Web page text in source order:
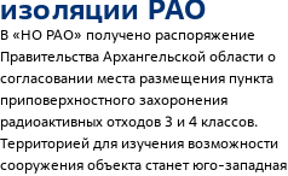
изоляции РАО
В «НО РАО» получено распоряжение
Правительства Архангельской области о
согласовании места размещения пункта
приповерхностного захоронения
радиоактивных отходов 3 и 4 классов.
Территорией для изучения возможности
сооружения объекта станет юго-западная